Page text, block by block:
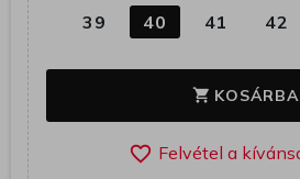
39 40 41 42
shopping_cart KOSÁRBA
favorite_border